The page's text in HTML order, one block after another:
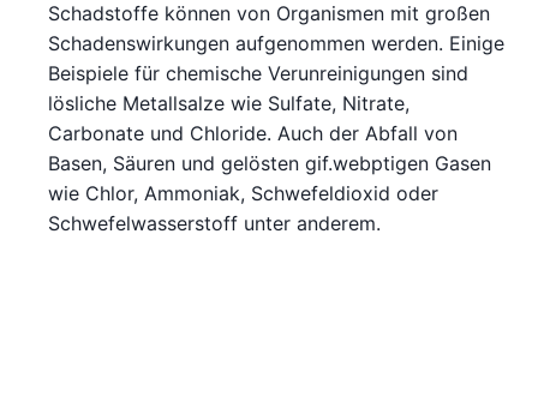
Schadstoffe können von Organismen mit großen
Schadenswirkungen aufgenommen werden. Einige
Beispiele für chemische Verunreinigungen sind
lösliche Metallsalze wie Sulfate, Nitrate,
Carbonate und Chloride. Auch der Abfall von
Basen, Säuren und gelösten gif.webptigen Gasen
wie Chlor, Ammoniak, Schwefeldioxid oder
Schwefelwasserstoff unter anderem.